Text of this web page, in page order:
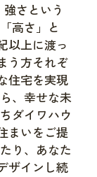
さという
高さ」と
以上に渡っ
う方それぞ
住宅を実現
、幸せな未
ダイワハウ
まいをご提
り、あなた
ザインし続